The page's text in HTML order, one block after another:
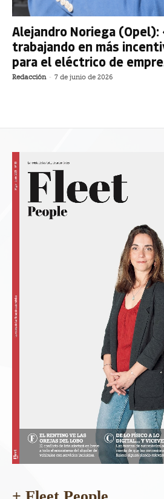
Alejandro Noriega
trabajando en más
para el eléctrico de
Redacción - 7 de junio de 2026